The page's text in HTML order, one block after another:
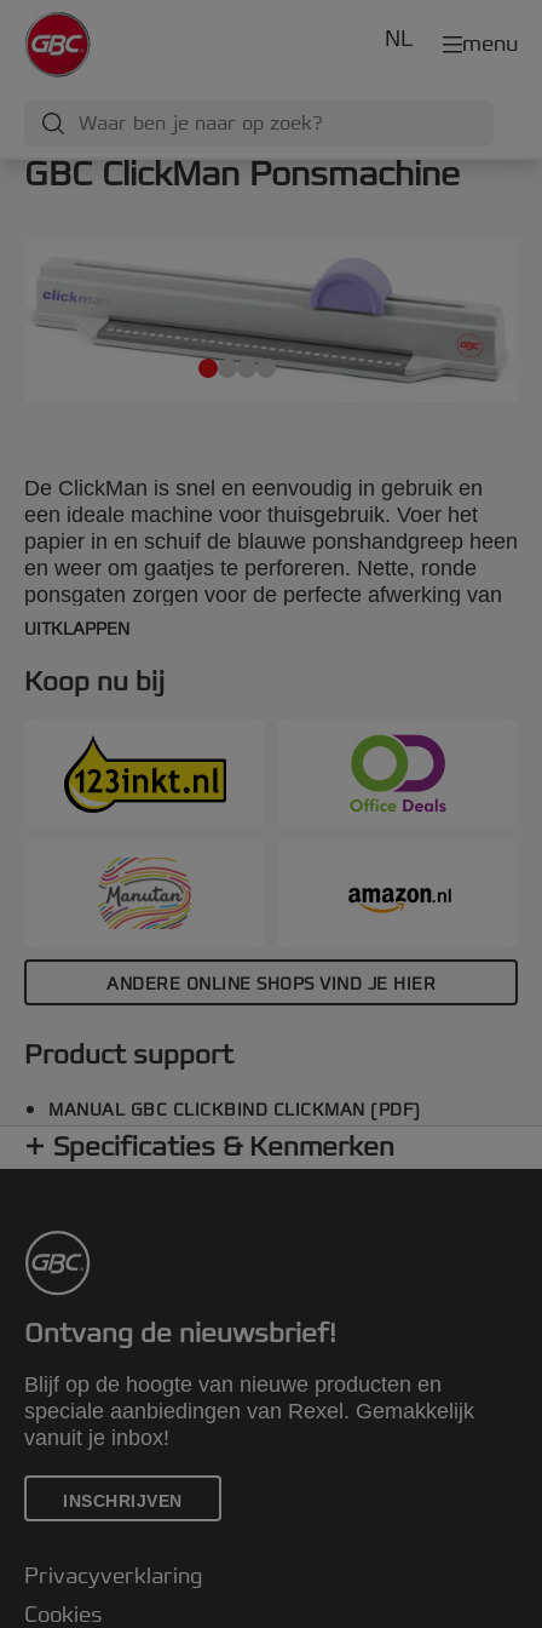
menu
NL
GBC ClickMan Ponsmachine
De ClickMan is snel en eenvoudig in gebruik en
een ideale machine voor thuisgebruik. Voer het
papier in en schuif de blauwe ponshandgreep heen
en weer om gaatjes te perforeren. Nette, ronde
ponsgaten zorgen voor de perfecte afwerking van
het uiteindelijke document. Geschikt voor het
van 145 vel met een clickbindrug van 16 mm.
UITKLAPPEN
Koop nu bij
ANDERE ONLINE SHOPS VIND JE HIER
Product support
MANUAL GBC CLICKBIND CLICKMAN (PDF)
Specificaties & Kenmerken
Ontvang de nieuwsbrief!
Blijf op de hoogte van nieuwe producten en
speciale aanbiedingen van Rexel. Gemakkelijk
vanuit je inbox!
INSCHRIJVEN
Privacyverklaring
Cookies